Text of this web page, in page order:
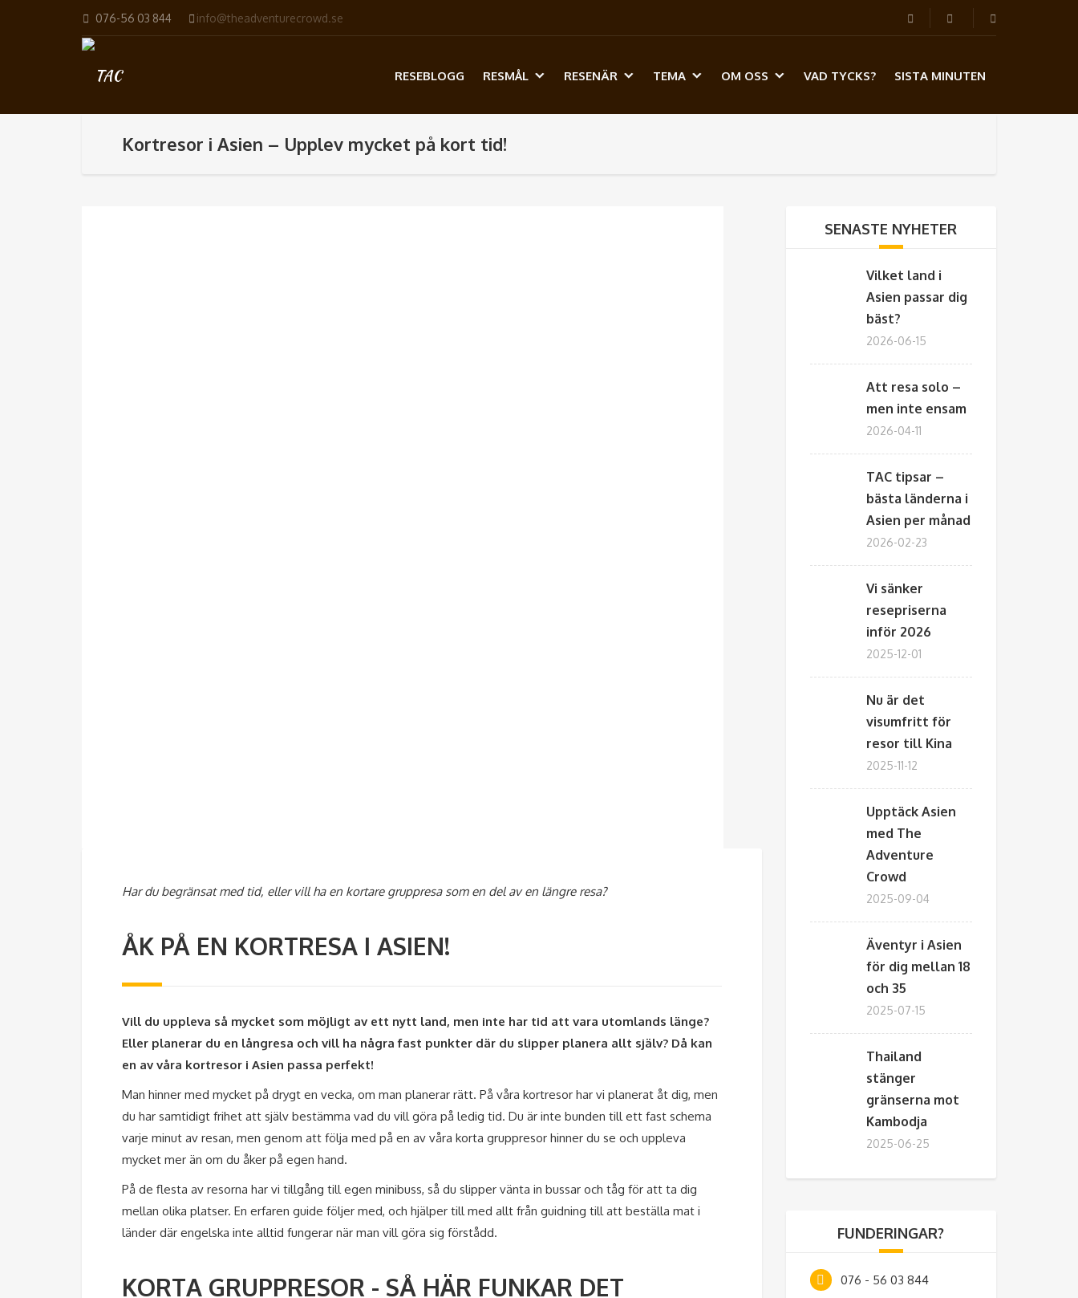
076-56 03 844 info@theadventurecrowd.se
RESEBLOGG RESMÅL RESENÄR TEMA OM OSS VAD TYCKS? SISTA MINUTEN
Kortresor i Asien – Upplev mycket på kort tid!
Har du begränsat med tid, eller vill ha en kortare gruppresa som en del av en längre resa?
ÅK PÅ EN KORTRESA I ASIEN!
Vill du uppleva så mycket som möjligt av ett nytt land, men inte har tid att vara utomlands länge?
Eller planerar du en långresa och vill ha några fast punkter där du slipper planera allt själv? Då kan
en av våra kortresor i Asien passa perfekt!
Man hinner med mycket på drygt en vecka, om man planerar rätt. På våra kortresor har vi planerat åt dig, men
du har samtidigt frihet att själv bestämma vad du vill göra på ledig tid. Du är inte bunden till ett fast schema
varje minut av resan, men genom att följa med på en av våra korta gruppresor hinner du se och uppleva
mycket mer än om du åker på egen hand.
På de flesta av resorna har vi tillgång till egen minibuss, så du slipper vänta in bussar och tåg för att ta dig
mellan olika platser. En erfaren guide följer med, och hjälper till med allt från guidning till att beställa mat i
länder där engelska inte alltid fungerar när man vill göra sig förstådd.
KORTA GRUPPRESOR - SÅ HÄR FUNKAR DET
SENASTE NYHETER
Vilket land i
Asien passar dig
bäst?
2026-06-15
Att resa solo –
men inte ensam
2026-04-11
TAC tipsar –
bästa länderna i
Asien per månad
2026-02-23
Vi sänker
resepriserna
inför 2026
2025-12-01
Nu är det
visumfritt för
resor till Kina
2025-11-12
Upptäck Asien
med The
Adventure
Crowd
2025-09-04
Äventyr i Asien
för dig mellan 18
och 35
2025-07-15
Thailand
stänger
gränserna mot
Kambodja
2025-06-25
FUNDERINGAR?
076 - 56 03 844